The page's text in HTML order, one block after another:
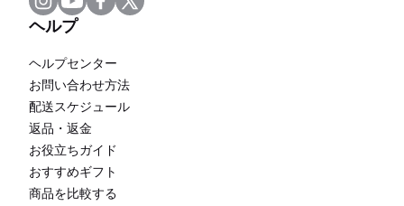
ヘルプ
ヘルプセンター
お問い合わせ方法
配送スケジュール
返品・返金
お役立ちガイド
おすすめギフト
商品を比較する